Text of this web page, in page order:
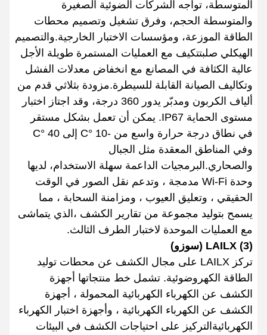
المتوسطة، تواجه الشركات الضوئية الصغيرة
والمتوسطة الحجم، وفرق تشغيل وتصميم محطات
الطاقة الموزعة، ومؤسسات الاختبار الخارجية.والتصميم
الهيكلي صلبتتكيف مع العمليات المستمرة طويلة الأجل
عالية الكثافة في المصانع مع انخفاض معدلات الفشل
وتكاليف الصيانة القابلة للسيطرة.مزودة بثلاثي قدم من
ألياف الكربون ومدبّر يدور 360 درجة، وقد اجتاز اختبار
مستوى الحماية IP67. يمكن أن تعمل بشكل مستقر
في نطاق درجة حرارة واسع من -10 °C إلى 40 °C
وفي المناطق المعقدة مثل الجبال
والصحاري.البرمجيات الداعمة سهلة الاستخدام، لديها
وحدة Wi-Fi مدمجة ، وتدعم نقل الصور في الوقت
الحقيقي ، وتعليق العيوب ، ومزامنة السحابة ، مما
يسمح بتوليد مجموعة من تقارير الكشف ،الذي يتماشى
مع العمليات الموحدة لاختبار الطرف الثالث.
(3) LAILX (سوزو)
تركز LAILX على مجال الكشف عن محطات توليد
الطاقة الكهروضوئية. تشمل خط منتجاتها أجهزة
الكشف عن الكهرباء الكهربائية المحمولة ، أجهزة
الكشف عن الكهرباء الكهربائية ، وأجهزة اختبار الكهرباء
الكهربائيةالتركيز على احتياجات الكشف في البيئات